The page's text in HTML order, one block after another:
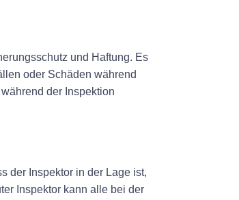
und Haftung. Es
oder Schäden während
der Inspektion
der Inspektor in der Lage ist,
Inspektor kann alle bei der